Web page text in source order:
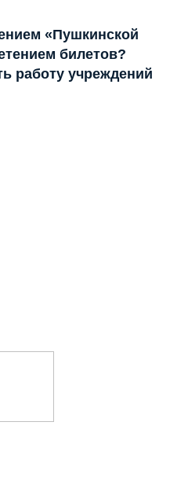
«Пушкинской
билетов?
работу учреждений